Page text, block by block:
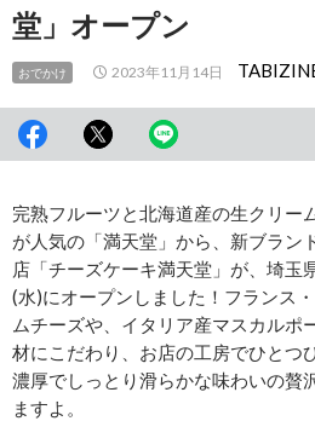
堂」オープン
おでかけ 2023年11月14日
完熟フルーツと北海道産の生クリー
が人気の「満天堂」から、新ブラン
店「チーズケーキ満天堂」が、埼玉
(水)にオープンしました！フランス
ムチーズや、イタリア産マスカルポ
材にこだわり、お店の工房でひとつ
濃厚でしっとり滑らかな味わいの贅
ますよ。